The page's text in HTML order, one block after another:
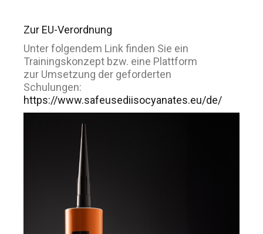
Zur EU-Verordnung
Unter folgendem Link finden Sie ein
Trainingskonzept bzw. eine Plattform
zur Umsetzung der geforderten
Schulungen:
https://www.safeusediisocyanates.eu/de/